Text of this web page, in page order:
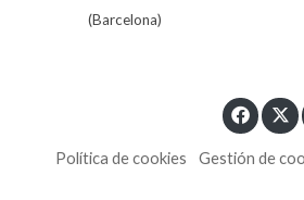
(Barcelona)
Política de cookies Gestión de